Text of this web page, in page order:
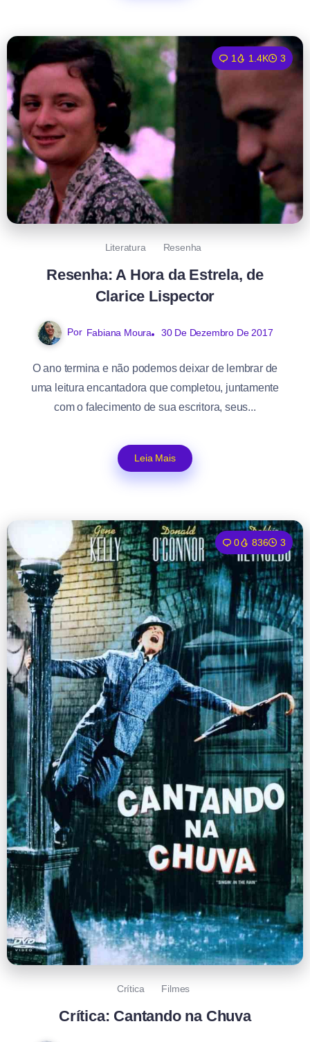
1 1.4K 3
Literatura Resenha
Resenha: A Hora da Estrela, de
Clarice Lispector
Por Fabiana Moura 30 De Dezembro De 2017
O ano termina e não podemos deixar de lembrar de
uma leitura encantadora que completou, juntamente
com o falecimento de sua escritora, seus...
Leia Mais
0 836 3
Crítica Filmes
Crítica: Cantando na Chuva